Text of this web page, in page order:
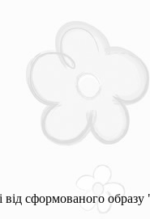
від сформованого